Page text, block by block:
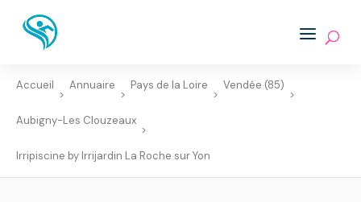
Accueil
>
Annuaire
>
Pays de la Loire
>
Vendée (85)
>
Aubigny-Les Clouzeaux
>
Irripiscine by Irrijardin La Roche sur Yon